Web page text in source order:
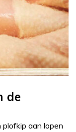
de
aan lopen